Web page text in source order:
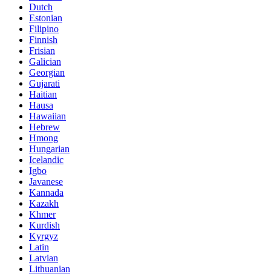
Dutch
Estonian
Filipino
Finnish
Frisian
Galician
Georgian
Gujarati
Haitian
Hausa
Hawaiian
Hebrew
Hmong
Hungarian
Icelandic
Igbo
Javanese
Kannada
Kazakh
Khmer
Kurdish
Kyrgyz
Latin
Latvian
Lithuanian